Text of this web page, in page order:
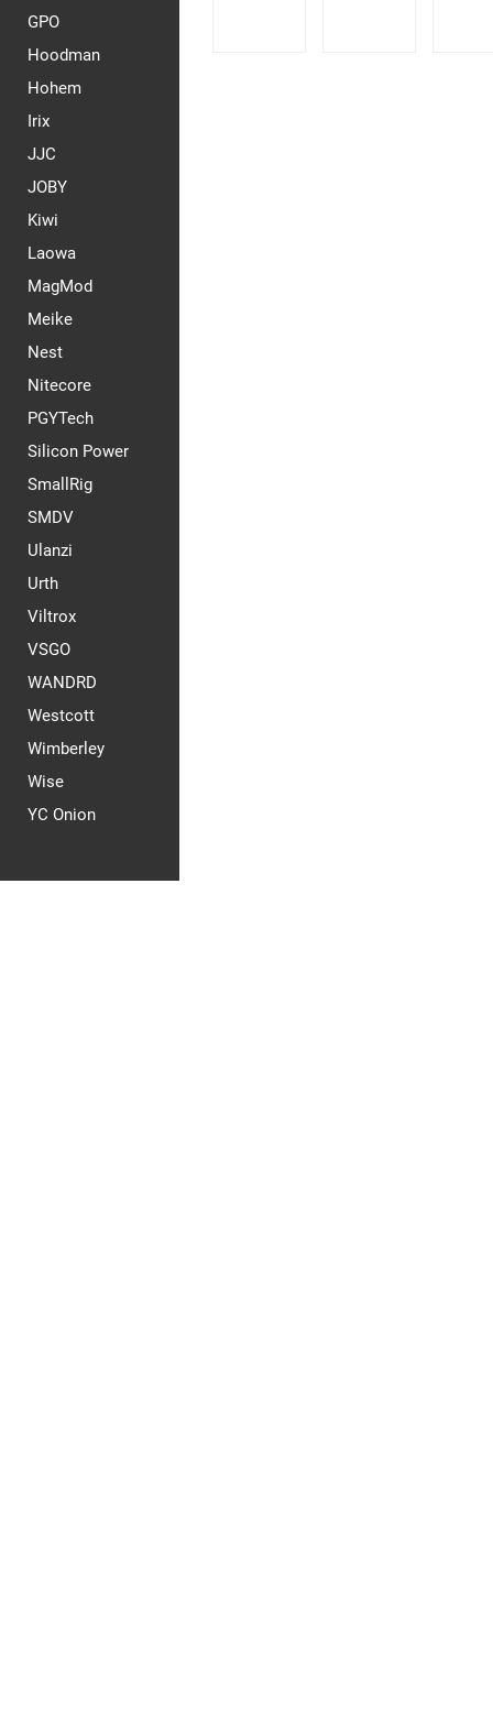
GPO
Hoodman
Hohem
Irix
JJC
JOBY
Kiwi
Laowa
MagMod
Meike
Nest
Nitecore
PGYTech
Silicon Power
SmallRig
SMDV
Ulanzi
Urth
Viltrox
VSGO
WANDRD
Westcott
Wimberley
Wise
YC Onion